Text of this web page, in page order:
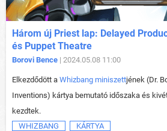
Három új Priest lap: Delayed
és Puppet Theatre
Borovi Bence | 2024.05.08 11:00
Elkezdődött a Whizbang miniszettjének (Dr.
Inventions) kártya bemutató időszaka és
kezdtek.
WHIZBANG
KÁRTYA